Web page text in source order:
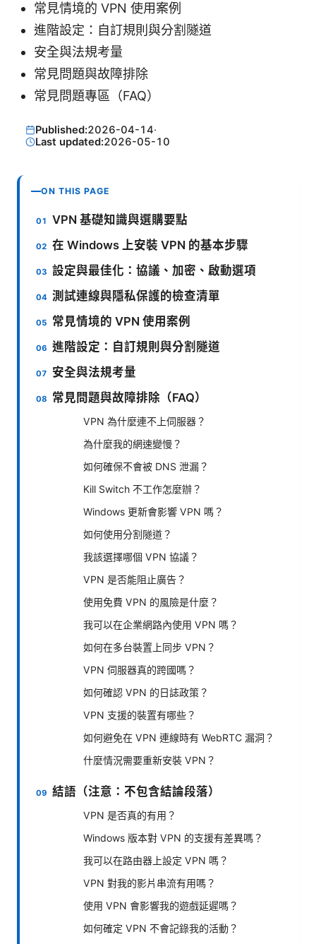
常見情境的 VPN 使用案例
進階設定：自訂規則與分割隧道
安全與法規考量
常見問題與故障排除
常見問題專區（FAQ）
Published:2026-04-14·
Last updated:2026-05-10
ON THIS PAGE
VPN 基礎知識與選購要點
在 Windows 上安裝 VPN 的基本步驟
設定與最佳化：協議、加密、啟動選項
測試連線與隱私保護的檢查清單
常見情境的 VPN 使用案例
進階設定：自訂規則與分割隧道
安全與法規考量
常見問題與故障排除（FAQ）
VPN 為什麼連不上伺服器？
為什麼我的網速變慢？
如何確保不會被 DNS 泄漏？
Kill Switch 不工作怎麼辦？
Windows 更新會影響 VPN 嗎？
如何使用分割隧道？
我該選擇哪個 VPN 協議？
VPN 是否能阻止廣告？
使用免費 VPN 的風險是什麼？
我可以在企業網路內使用 VPN 嗎？
如何在多台裝置上同步 VPN？
VPN 伺服器真的跨國嗎？
如何確認 VPN 的日誌政策？
VPN 支援的裝置有哪些？
如何避免在 VPN 連線時有 WebRTC 漏洞？
什麼情況需要重新安裝 VPN？
結語（注意：不包含結論段落）
VPN 是否真的有用？
Windows 版本對 VPN 的支援有差異嗎？
我可以在路由器上設定 VPN 嗎？
VPN 對我的影片串流有用嗎？
使用 VPN 會影響我的遊戲延遲嗎？
如何確定 VPN 不會記錄我的活動？